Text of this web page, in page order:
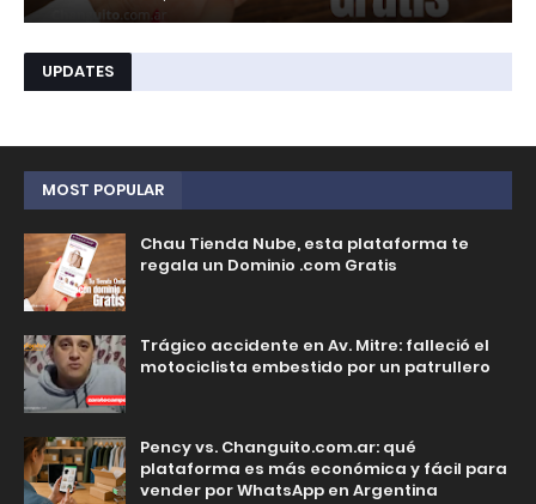
UPDATES
MOST POPULAR
Chau Tienda Nube, esta plataforma te
regala un Dominio .com Gratis
Trágico accidente en Av. Mitre: falleció el
motociclista embestido por un patrullero
Pency vs. Changuito.com.ar: qué
plataforma es más económica y fácil para
vender por WhatsApp en Argentina